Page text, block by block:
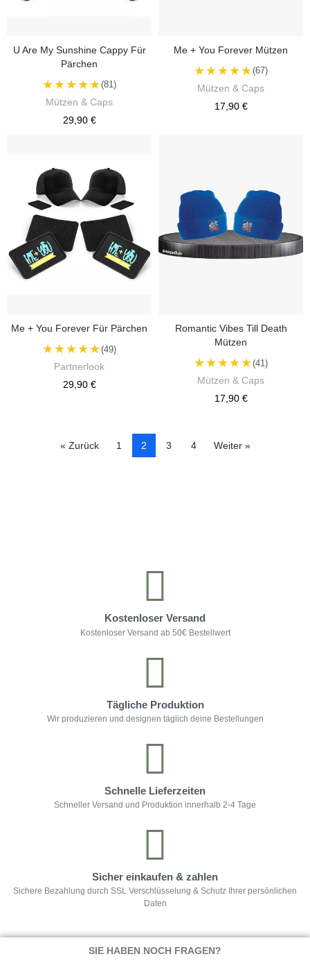
U Are My Sunshine Cappy Für
Pärchen
★★★★★(81)
Mützen & Caps
29,90 €
Me + You Forever Mützen
★★★★★(67)
Mützen & Caps
17,90 €
Me + You Forever Für Pärchen
★★★★★(49)
Partnerlook
29,90 €
Romantic Vibes Till Death
Mützen
★★★★★(41)
Mützen & Caps
17,90 €
« Zurück 1 2 3 4 Weiter »
Kostenloser Versand
Kostenloser Versand ab 50€ Bestellwert
Tägliche Produktion
Wir produzieren und designen täglich deine Bestellungen
Schnelle Lieferzeiten
Schneller Versand und Produktion innerhalb 2-4 Tage
Sicher einkaufen & zahlen
Sichere Bezahlung durch SSL Verschlüsselung & Schutz Ihrer persönlichen
Daten
SIE HABEN NOCH FRAGEN?